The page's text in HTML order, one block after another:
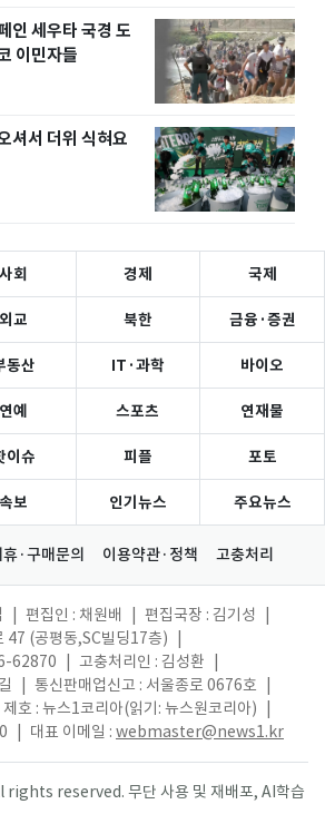
인 세우타 국경 도
이민자들
셔서 더위 식혀요
사회 경제 국제
외교 북한 금융·증권
동산 IT·과학 바이오
연예 스포츠 연재물
이슈 피플 포토
속보 인기뉴스 주요뉴스
·구매문의 이용약관·정책 고충처리
편집인 : 채원배 편집국장 : 김기성
47 (공평동,SC빌딩17층)
62870
고충처리인 : 김성환
통신판매업신고 : 서울종로 0676호
제호 : 뉴스1코리아(읽기: 뉴스원코리아)
대표 이메일 : webmaster@news1.kr
reserved. 무단 사용 및 재배포, AI학습